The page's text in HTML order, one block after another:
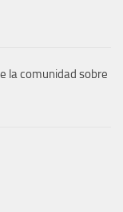
la comunidad sobre